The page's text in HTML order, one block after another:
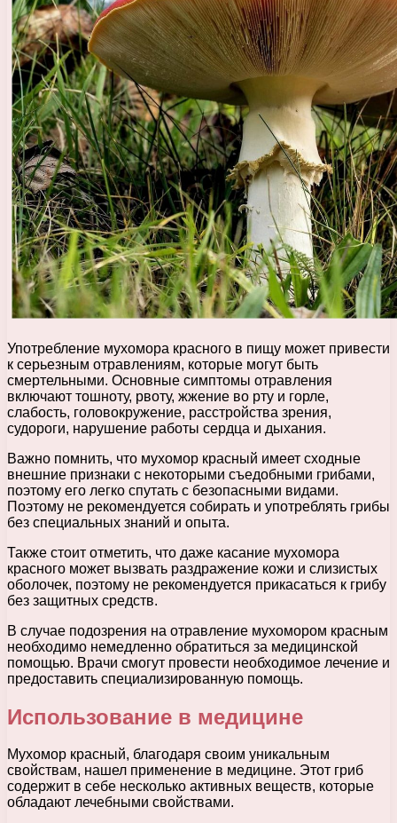
Употребление мухомора красного в пищу может привести
к серьезным отравлениям, которые могут быть
смертельными. Основные симптомы отравления
включают тошноту, рвоту, жжение во рту и горле,
слабость, головокружение, расстройства зрения,
судороги, нарушение работы сердца и дыхания.
Важно помнить, что мухомор красный имеет сходные
внешние признаки с некоторыми съедобными грибами,
поэтому его легко спутать с безопасными видами.
Поэтому не рекомендуется собирать и употреблять грибы
без специальных знаний и опыта.
Также стоит отметить, что даже касание мухомора
красного может вызвать раздражение кожи и слизистых
оболочек, поэтому не рекомендуется прикасаться к грибу
без защитных средств.
В случае подозрения на отравление мухомором красным
необходимо немедленно обратиться за медицинской
помощью. Врачи смогут провести необходимое лечение и
предоставить специализированную помощь.
Использование в медицине
Мухомор красный, благодаря своим уникальным
свойствам, нашел применение в медицине. Этот гриб
содержит в себе несколько активных веществ, которые
обладают лечебными свойствами.